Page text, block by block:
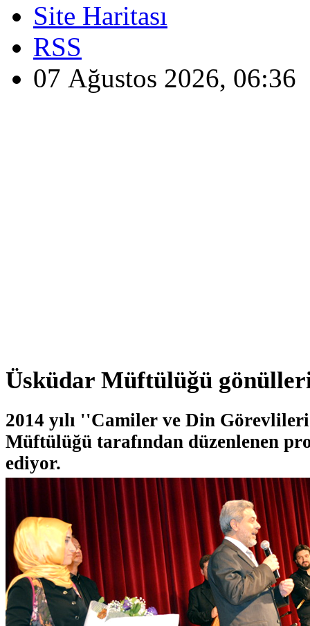
Site Haritası
RSS
07 Ağustos 2026, 06:36
Üsküdar Müftülüğü
2014 yılı ''Camiler ve Din
Müftülüğü tarafından düzenlenen
ediyor.